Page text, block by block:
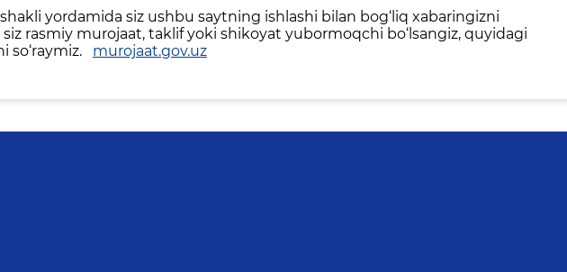
yordamida siz ushbu saytning ishlashi bilan bog‘liq xabaringizni
rasmiy murojaat, taklif yoki shikoyat yubormoqchi bo‘lsangiz, quyidagi
so‘raymiz.
murojaat.gov.uz